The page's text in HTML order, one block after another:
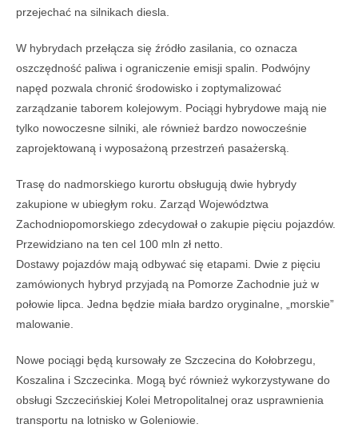
przejechać na silnikach diesla.
W hybrydach przełącza się źródło zasilania, co oznacza
oszczędność paliwa i ograniczenie emisji spalin. Podwójny
napęd pozwala chronić środowisko i zoptymalizować
zarządzanie taborem kolejowym. Pociągi hybrydowe mają nie
tylko nowoczesne silniki, ale również bardzo nowocześnie
zaprojektowaną i wyposażoną przestrzeń pasażerską.
Trasę do nadmorskiego kurortu obsługują dwie hybrydy
zakupione w ubiegłym roku. Zarząd Województwa
Zachodniopomorskiego zdecydował o zakupie pięciu pojazdów.
Przewidziano na ten cel 100 mln zł netto.
Dostawy pojazdów mają odbywać się etapami. Dwie z pięciu
zamówionych hybryd przyjadą na Pomorze Zachodnie już w
połowie lipca. Jedna będzie miała bardzo oryginalne, „morskie”
malowanie.
Nowe pociągi będą kursowały ze Szczecina do Kołobrzegu,
Koszalina i Szczecinka. Mogą być również wykorzystywane do
obsługi Szczecińskiej Kolei Metropolitalnej oraz usprawnienia
transportu na lotnisko w Goleniowie.